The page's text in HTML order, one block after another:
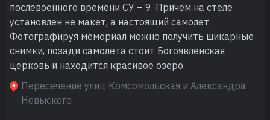
послевоенного времени СУ – 9. Причем на стеле
установлен не макет, а настоящий самолет.
Фотографируя мемориал можно получить шикарные
снимки, позади самолета стоит Богоявленская
церковь и находится красивое озеро.
Пересечение улиц Комсомольская и Александра
Невыского